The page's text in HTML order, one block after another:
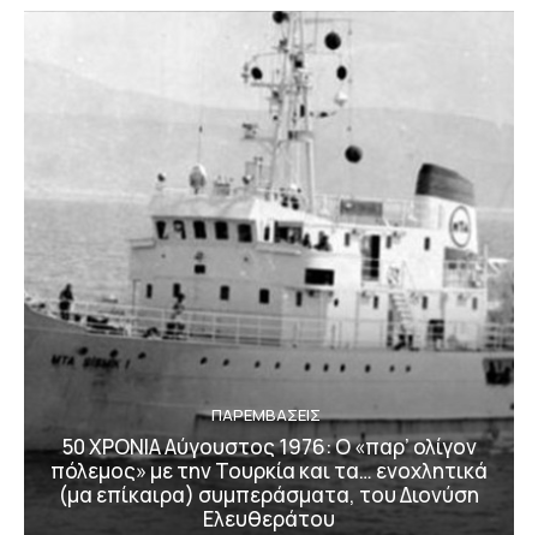
ΠΑΡΕΜΒΑΣΕΙΣ
50 ΧΡΟΝΙΑ Αύγουστος 1976: Ο «παρ’ ολίγον
πόλεμος» με την Τουρκία και τα… ενοχλητικά
(μα επίκαιρα) συμπεράσματα, του Διονύση
Ελευθεράτου